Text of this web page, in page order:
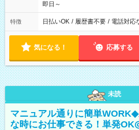
即日～
特徴 日払いOK / 履歴書不要 / 電話対応
気になる！ 応募する
未読
マニュアル通りに簡単
な時にお仕事できる！単発